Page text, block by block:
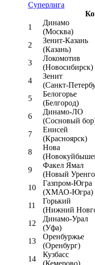
Суперлига
1
Динамо
(Москва)
2
Зенит-Казань
(Казань)
3
Локомотив
(Новосибирск)
4
Зенит
(Санкт-
5
Белогорье
(Белгород)
6
Динамо-ЛО
(Сосновый
7
Енисей
(Красноярск)
8
Нова
9
Факел Ямал
(Новый
10
Газпром-Югра
(ХМАО-Югра)
11
Горький
(Нижний
12
Динамо-Урал
(Уфа)
13
Оренбуржье
(Оренбург)
14
Кузбасс
(Кемерово)